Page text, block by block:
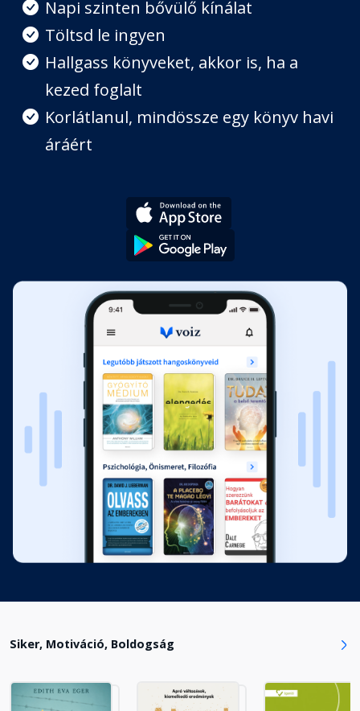
7. levél
Fejezet hossza: 00:10:22
8. levél
Fejezet hossza: 00:10:46
Fejezet hossza: 00:09:30
11. levél
Fejezet hossza: 00:13:45
Fejezet hossza: 00:12:57
Fejezet hossza: 00:09:55
Fejezet hossza: 00:10:40
16. levél
Fejezet hossza: 00:15:43
Napi szinten bővülő kínálat
Töltsd le ingyen
Hallgass könyveket, akkor is, ha a
kezed foglalt
Korlátlanul, mindössze egy könyv havi
áráért
Siker, Motiváció, Boldogság